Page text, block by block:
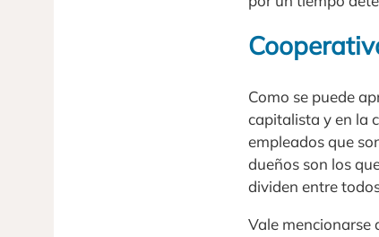
Como se puede
capitalista y en la
empleados que
dueños son los
dividen entre
Vale mencionarse